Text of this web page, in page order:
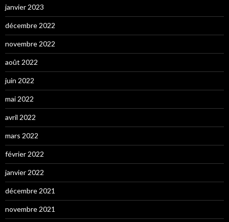
janvier 2023
décembre 2022
novembre 2022
août 2022
juin 2022
mai 2022
avril 2022
mars 2022
février 2022
janvier 2022
décembre 2021
novembre 2021